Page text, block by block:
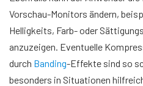
Vorschau-Monitors ändern,
Helligkeits, Farb- oder
anzuzeigen. Eventuelle
durch Banding-Effekte sind so
besonders in Situationen